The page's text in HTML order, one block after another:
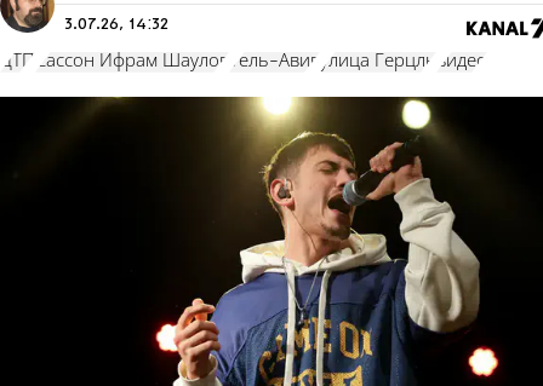
3.07.26, 14:32
ДТП Сассон Ифрам Шаулов Тель-Авив улица Герцль видео